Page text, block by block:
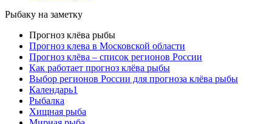
Рыбаку на заметку
Прогноз клёва рыбы
Прогноз клева в Московской области
Прогноз клёва – список регионов России
Как работает прогноз клёва рыбы
Выбор регионов России для прогноза клёва рыбы
Календарь1
Рыбалка
Хищная рыба